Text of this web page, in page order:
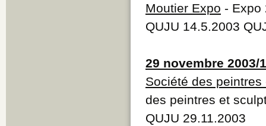
Moutier Expo - Expo
QUJU 14.5.2003
29 novembre 2003/
Société des
des peintres et
QUJU 29.11.2003